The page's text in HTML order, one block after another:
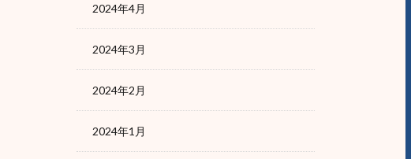
2024年4月
2024年3月
2024年2月
2024年1月